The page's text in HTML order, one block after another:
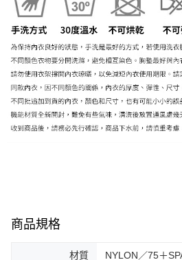
商品規格
材質 NYLON／75＋